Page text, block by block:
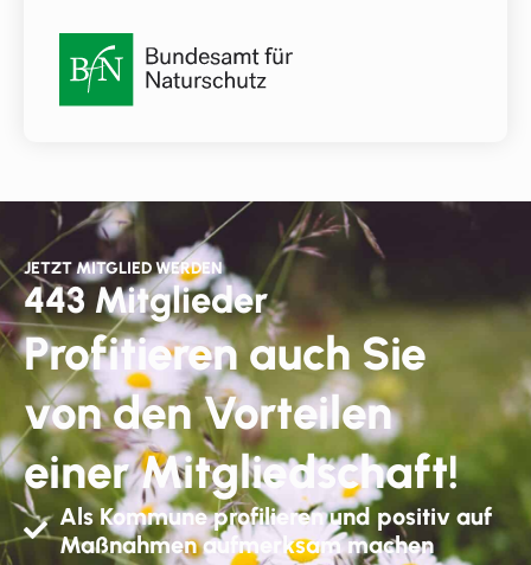
JETZT MITGLIED WERDEN
443 Mitglieder
Profitieren auch Sie
von den Vorteilen
einer Mitgliedschaft!
Als Kommune profilieren und positiv auf
Maßnahmen aufmerksam machen